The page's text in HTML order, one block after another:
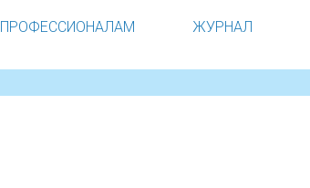
ПРОФЕССИОНАЛАМ ЖУРНАЛ